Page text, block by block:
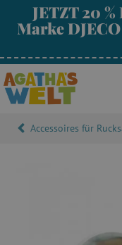
JETZT 20
Marke
Accessoires für